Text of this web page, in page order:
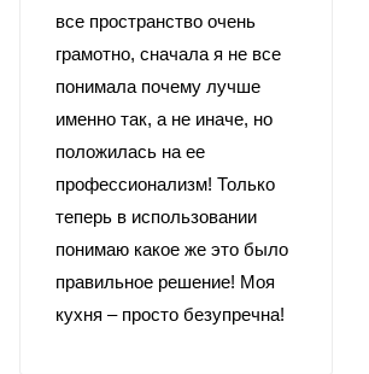
все пространство очень
грамотно, сначала я не все
понимала почему лучше
именно так, а не иначе, но
положилась на ее
профессионализм! Только
теперь в использовании
понимаю какое же это было
правильное решение! Моя
кухня – просто безупречна!